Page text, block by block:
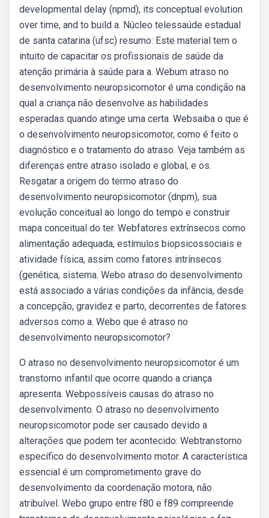
developmental delay (npmd), its conceptual evolution
over time, and to build a. Núcleo telessaúde estadual
de santa catarina (ufsc) resumo: Este material tem o
intuito de capacitar os profissionais de saúde da
atenção primária à saúde para a. Webum atraso no
desenvolvimento neuropsicomotor é uma condição na
qual a criança não desenvolve as habilidades
esperadas quando atinge uma certa. Websaiba o que é
o desenvolvimento neuropsicomotor, como é feito o
diagnóstico e o tratamento do atraso. Veja também as
diferenças entre atraso isolado e global, e os.
Resgatar a origem do termo atraso do
desenvolvimento neuropsicomotor (dnpm), sua
evolução conceitual ao longo do tempo e construir
mapa conceitual do ter. Webfatores extrínsecos como
alimentação adequada, estímulos biopsicossociais e
atividade física, assim como fatores intrínsecos
(genética, sistema. Webo atraso do desenvolvimento
está associado a várias condições da infância, desde
a concepção, gravidez e parto, decorrentes de fatores
adversos como a. Webo que é atraso no
desenvolvimento neuropsicomotor?
O atraso no desenvolvimento neuropsicomotor é um
transtorno infantil que ocorre quando a criança
apresenta. Webpossíveis causas do atraso no
desenvolvimento. O atraso no desenvolvimento
neuropsicomotor pode ser causado devido a
alterações que podem ter acontecido: Webtranstorno
específico do desenvolvimento motor. A característica
essencial é um comprometimento grave do
desenvolvimento da coordenação motora, não
atribuível. Webo grupo entre f80 e f89 compreende